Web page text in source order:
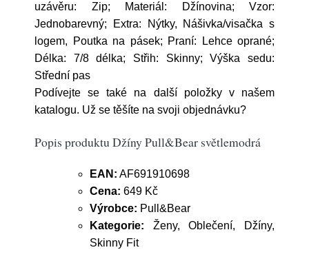
uzávěru: Zip; Materiál: Džínovina; Vzor:
Jednobarevný; Extra: Nýtky, Nášivka/visačka s
logem, Poutka na pásek; Praní: Lehce oprané;
Délka: 7/8 délka; Střih: Skinny; Výška sedu:
Střední pas
Podívejte se také na další položky v našem
katalogu. Už se těšíte na svoji objednávku?
Popis produktu Džíny Pull&Bear světlemodrá
EAN: AF691910698
Cena: 649 Kč
Výrobce: Pull&Bear
Kategorie: Ženy, Oblečení, Džíny,
Skinny Fit